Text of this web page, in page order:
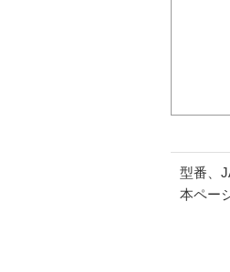
型番、
本ペー